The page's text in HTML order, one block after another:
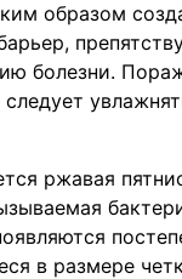
образом
болезни.
ржавая
в размере